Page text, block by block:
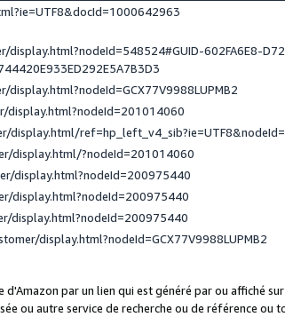
602FA6E8-
display.html/
display.html/?nodeId=201014060
display.html?nodeId=200975440
display.html?nodeId=200975440
display.html?nodeId=200975440
display.html?nodeId=GCX77V9988LUPMB2
par un lien qui est généré par ou affiché
ou autre service de recherche ou de référence ou